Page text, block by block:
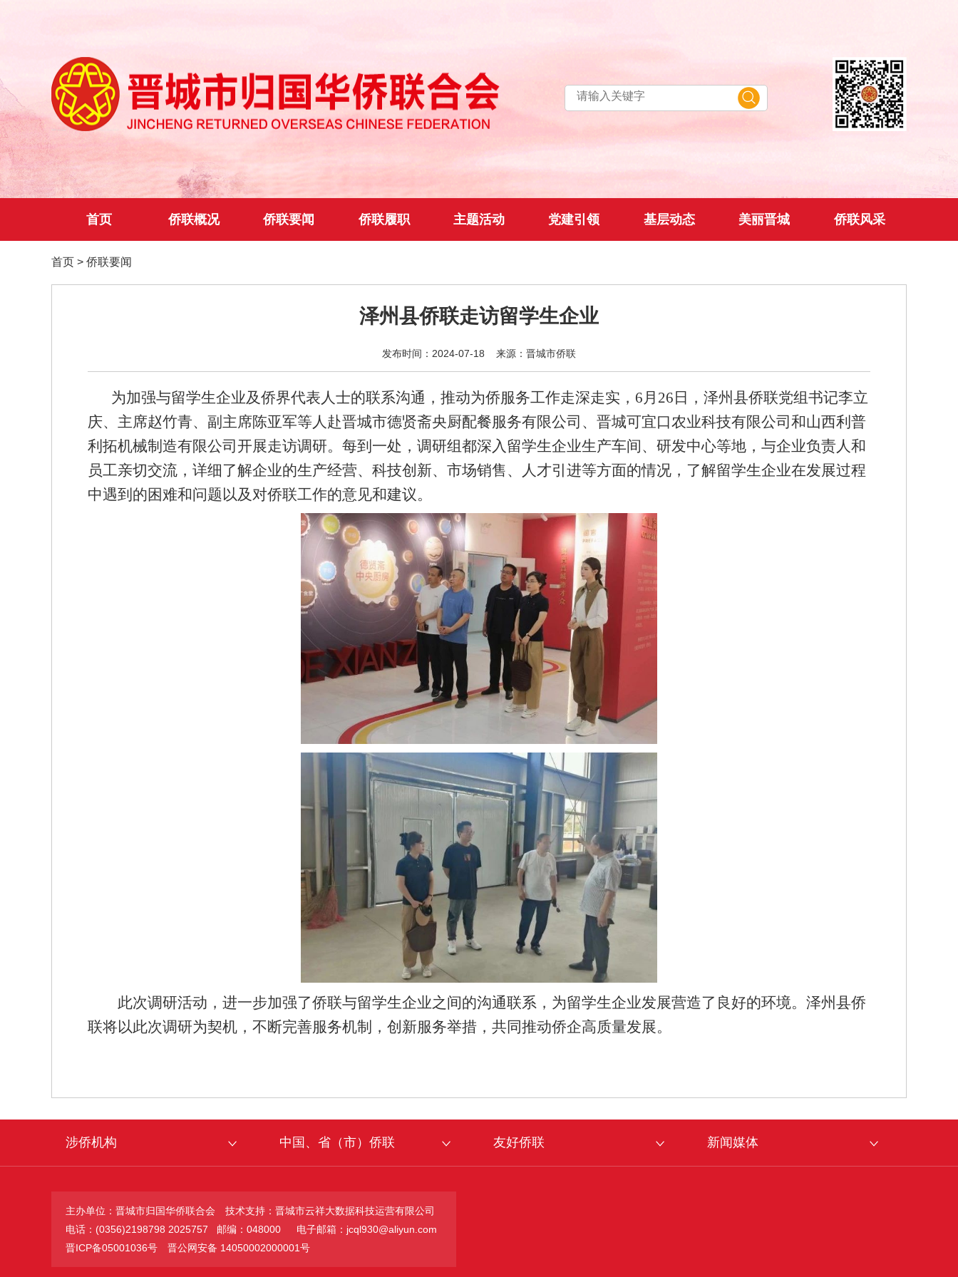
首页 侨联概况 侨联要闻 侨联履职 主题活动 党建引领 基层动态 美丽晋城 侨联风采
首页 > 侨联要闻
泽州县侨联走访留学生企业
发布时间：2024-07-18 来源：晋城市侨联
为加强与留学生企业及侨界代表人士的联系沟通，推动为侨服务工作走深走实，6月26日，泽州县侨联党组书记李立
庆、主席赵竹青、副主席陈亚军等人赴晋城市德贤斋央厨配餐服务有限公司、晋城可宜口农业科技有限公司和山西利普
利拓机械制造有限公司开展走访调研。每到一处，调研组都深入留学生企业生产车间、研发中心等地，与企业负责人和
员工亲切交流，详细了解企业的生产经营、科技创新、市场销售、人才引进等方面的情况，了解留学生企业在发展过程
中遇到的困难和问题以及对侨联工作的意见和建议。
此次调研活动，进一步加强了侨联与留学生企业之间的沟通联系，为留学生企业发展营造了良好的环境。泽州县侨
联将以此次调研为契机，不断完善服务机制，创新服务举措，共同推动侨企高质量发展。
涉侨机构 中国、省（市）侨联 友好侨联 新闻媒体
主办单位：晋城市归国华侨联合会
技术支持：晋城市云祥大数据科技运营有限公司
电话：(0356)2198798 2025757 邮编：048000
电子邮箱：jcql930@aliyun.com
晋ICP备05001036号
晋公网安备 14050002000001号